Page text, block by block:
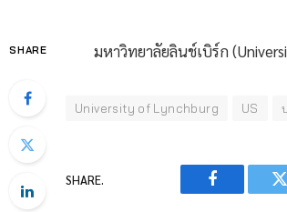
SHARE มหาวิทยาลัยลินช์เบิร์ก
University of Lynchburg US
SHARE.
Facebook